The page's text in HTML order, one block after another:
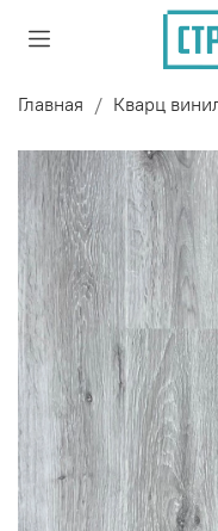
Главная Кварц